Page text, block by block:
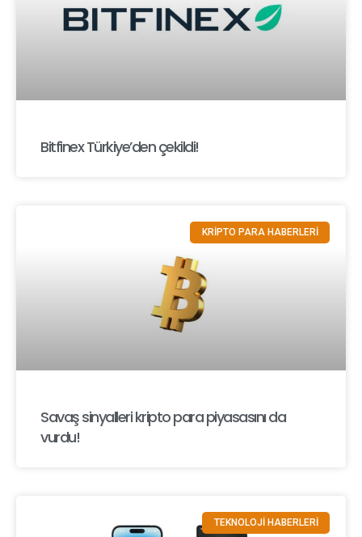
Bitfinex Türkiye’den çekildi!
KRİPTO PARA HABERLERİ
Savaş sinyalleri kripto para piyasasını da
vurdu!
TEKNOLOJİ HABERLERİ